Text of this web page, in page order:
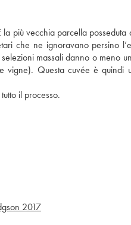
la più vecchia parcella
che ne ignoravano persino
massali danno o meno
vigne). Questa cuvée è quindi
il processo.
2017